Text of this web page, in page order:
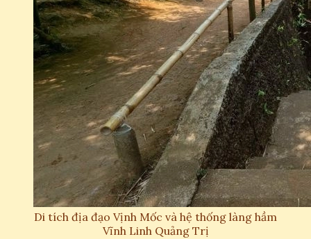
Di tích địa đạo Vịnh Mốc và hệ thống làng hầm
Vĩnh Linh Quảng Trị